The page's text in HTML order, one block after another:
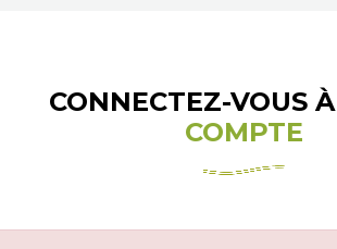
CONNECTEZ-VOUS À
COMPTE